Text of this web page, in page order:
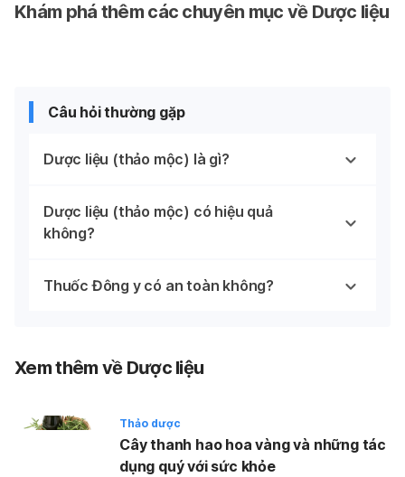
Khám phá thêm các chuyên mục về Dược liệu
Câu hỏi thường gặp
Dược liệu (thảo mộc) là gì?
Dược liệu (thảo mộc) có hiệu quả
không?
Thuốc Đông y có an toàn không?
Xem thêm về Dược liệu
Thảo dược
Cây thanh hao hoa vàng và những tác
dụng quý với sức khỏe